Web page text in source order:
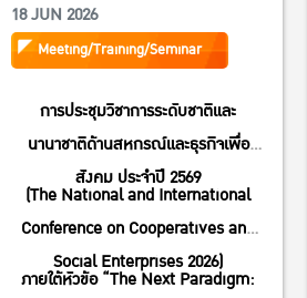
and International Conference on
Cooperatives and Social
Enterprises 2026) ภายใต้หัวข้อ “The
Next Paradigm: Redefining
Cooperatives and Enterprises
through ESG Integration”
18 JUN 2026
Meeting/Training/Seminar
การประชุมวิชาการระดับชาติและ
นานาชาติด้านสหกรณ์และธุรกิจเพื่อ
สังคม ประจำปี 2569
(The National and International
Conference on Cooperatives and
Social Enterprises 2026)
ภายใต้หัวข้อ “The Next Paradigm: